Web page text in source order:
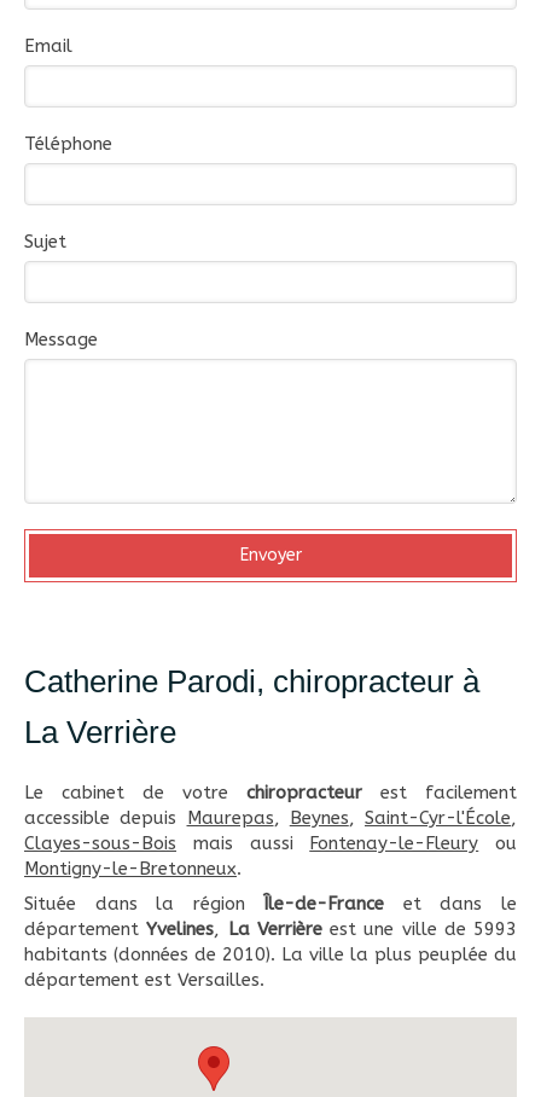
Email
Téléphone
Sujet
Message
Envoyer
Catherine Parodi, chiropracteur à
La Verrière
Le cabinet de votre chiropracteur est facilement
accessible depuis
Maurepas, Beynes, Saint-Cyr-l'École,
Clayes-sous-Bois mais aussi Fontenay-le-Fleury ou
Montigny-le-Bretonneux.
Située dans la région
Île-de-France et dans le
départementYvelines, La Verrièreest une ville de 5993
habitants (données de 2010). La ville la plus peuplée du
département est Versailles.